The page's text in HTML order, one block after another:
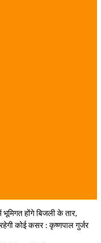
भूमिगत होंगे बिजली के तार,
कोई कसर : कृष्णपाल गुर्जर